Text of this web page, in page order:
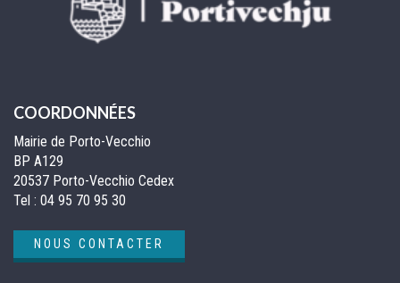
COORDONNÉES
Mairie de Porto-Vecchio
BP A129
20537 Porto-Vecchio Cedex
Tel : 04 95 70 95 30
NOUS CONTACTER